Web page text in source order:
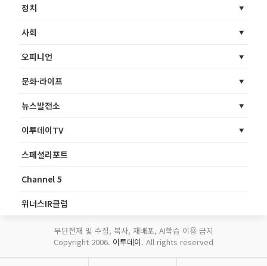
정치
사회
오피니언
문화·라이프
뉴스발전소
이투데이TV
스페셜리포트
Channel 5
위너스IR클럽
무단전재 및 수집, 복사, 재배포, AI학습 이용 금지
Copyright 2006. 이투데이. All rights reserved